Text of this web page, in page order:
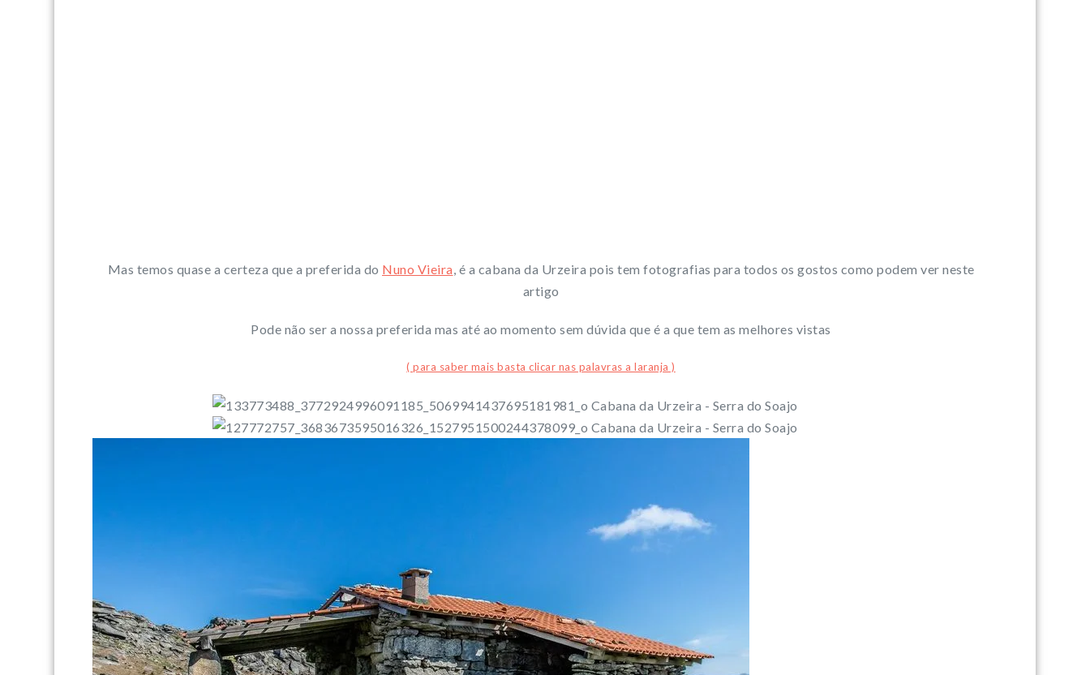
Mas temos quase a certeza que a preferida do Nuno Vieira, é a cabana da Urzeira pois tem fotografias para todos os gostos como podem ver neste
artigo
Pode não ser a nossa preferida mas até ao momento sem dúvida que é a que tem as melhores vistas
( para saber mais basta clicar nas palavras a laranja )